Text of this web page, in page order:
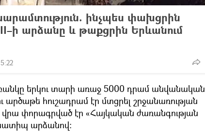
ինչպես փախցրին
արձանը և թաքցրին Երևանում
երկու տարի առաջ 5000 դրամ անվանական
արծաթե հուշադրամ էր մտցրել շրջանառության
վրա փորագրված էր «Հայկական ժառանգության
արձանով։